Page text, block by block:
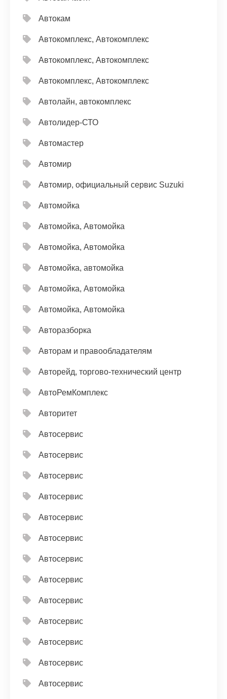
Автокам
Автокомплекс, Автокомплекс
Автокомплекс, Автокомплекс
Автокомплекс, Автокомплекс
Автолайн, автокомплекс
Автолидер-СТО
Автомастер
Автомир
Автомир, официальный сервис Suzuki
Автомойка
Автомойка, Автомойка
Автомойка, Автомойка
Автомойка, автомойка
Автомойка, Автомойка
Автомойка, Автомойка
Авторазборка
Авторам и правообладателям
Авторейд, торгово-технический центр
АвтоРемКомплекс
Авторитет
Автосервис
Автосервис
Автосервис
Автосервис
Автосервис
Автосервис
Автосервис
Автосервис
Автосервис
Автосервис
Автосервис
Автосервис
Автосервис